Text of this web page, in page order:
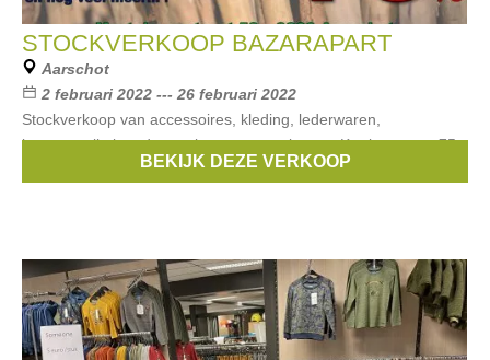
STOCKVERKOOP BAZARAPART
Aarschot
2 februari 2022 --- 26 februari 2022
Stockverkoop van accessoires, kleding, lederwaren,
kantoorartikelen, decoratie en nog veel meer. Kortingen tot -75
BEKIJK DEZE VERKOOP